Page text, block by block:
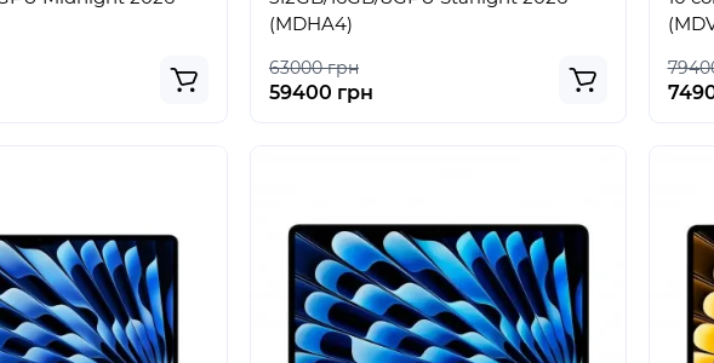
(MDHA4)
63000 грн
59400 грн